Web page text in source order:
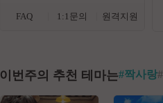
FAQ 1:1문의 원격지원
이번주의 추천 테마는#짝사랑#